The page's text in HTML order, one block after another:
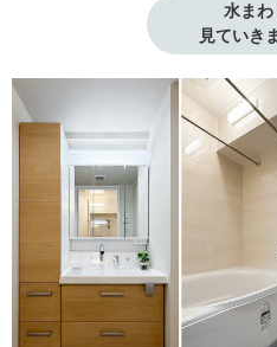
水まわ
見ていき